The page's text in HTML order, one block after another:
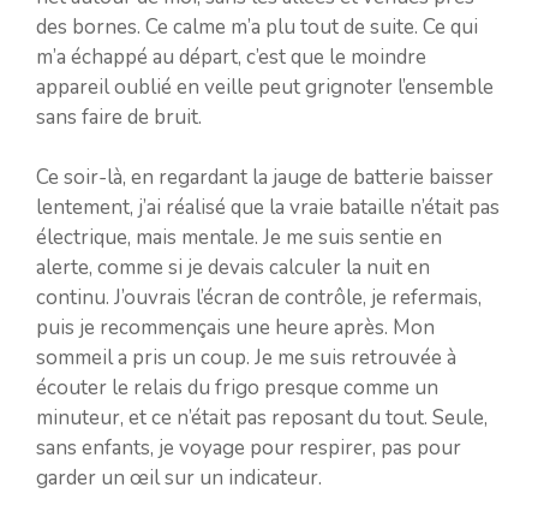
des bornes. Ce calme m’a plu tout de suite. Ce qui
m’a échappé au départ, c’est que le moindre
appareil oublié en veille peut grignoter l’ensemble
sans faire de bruit.
Ce soir-là, en regardant la jauge de batterie baisser
lentement, j’ai réalisé que la vraie bataille n’était pas
électrique, mais mentale. Je me suis sentie en
alerte, comme si je devais calculer la nuit en
continu. J’ouvrais l’écran de contrôle, je refermais,
puis je recommençais une heure après. Mon
sommeil a pris un coup. Je me suis retrouvée à
écouter le relais du frigo presque comme un
minuteur, et ce n’était pas reposant du tout. Seule,
sans enfants, je voyage pour respirer, pas pour
garder un œil sur un indicateur.